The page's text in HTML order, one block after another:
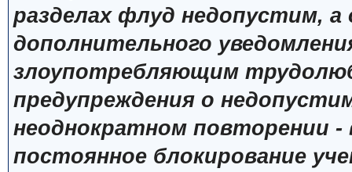
разделах флуд недопустим,
дополнительного
злоупотребляющим
предупреждения о
неоднократном повторении
постоянное блокирование